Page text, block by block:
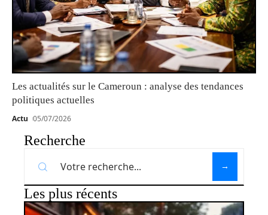
Les actualités sur le Cameroun : analyse des tendances
politiques actuelles
Actu 05/07/2026
Recherche
Les plus récents